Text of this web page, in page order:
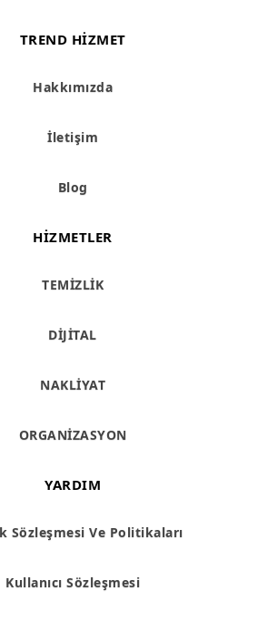
TREND HIZMET
Hakkımızda
İletişim
Blog
HIZMETLER
TEMİZLİK
DİJİTAL
NAKLİYAT
ORGANİZASYON
YARDIM
Sözleşmesi Ve Politikaları
Kullanıcı Sözleşmesi